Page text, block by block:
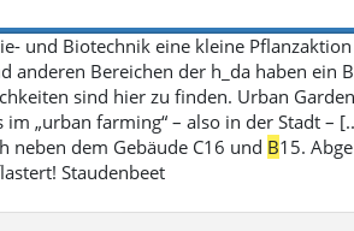
und Biotechnik eine kleine
anderen Bereichen der h_da haben ein
sind hier zu finden. Urban
„urban farming“ – also in der Stadt –
neben dem Gebäude C16 und B15.
Staudenbeet